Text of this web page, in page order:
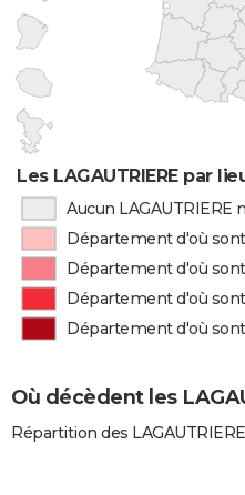
Les LAGAUTRIERE par
Aucun
Département d'où
Département d'où
Département d'où
Département d'où
Où décèdent les
Répartition des